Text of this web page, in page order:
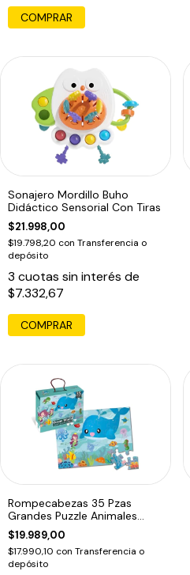
COMPRAR
Sonajero Mordillo Buho
Didáctico Sensorial Con Tiras
$21.998,00
$19.798,20 con Transferencia o
depósito
3 cuotas sin interés de
$7.332,67
COMPRAR
Rompecabezas 35 Pzas
Grandes Puzzle Animales
Oceano Piso Edu
$19.989,00
$17.990,10 con Transferencia o
depósito